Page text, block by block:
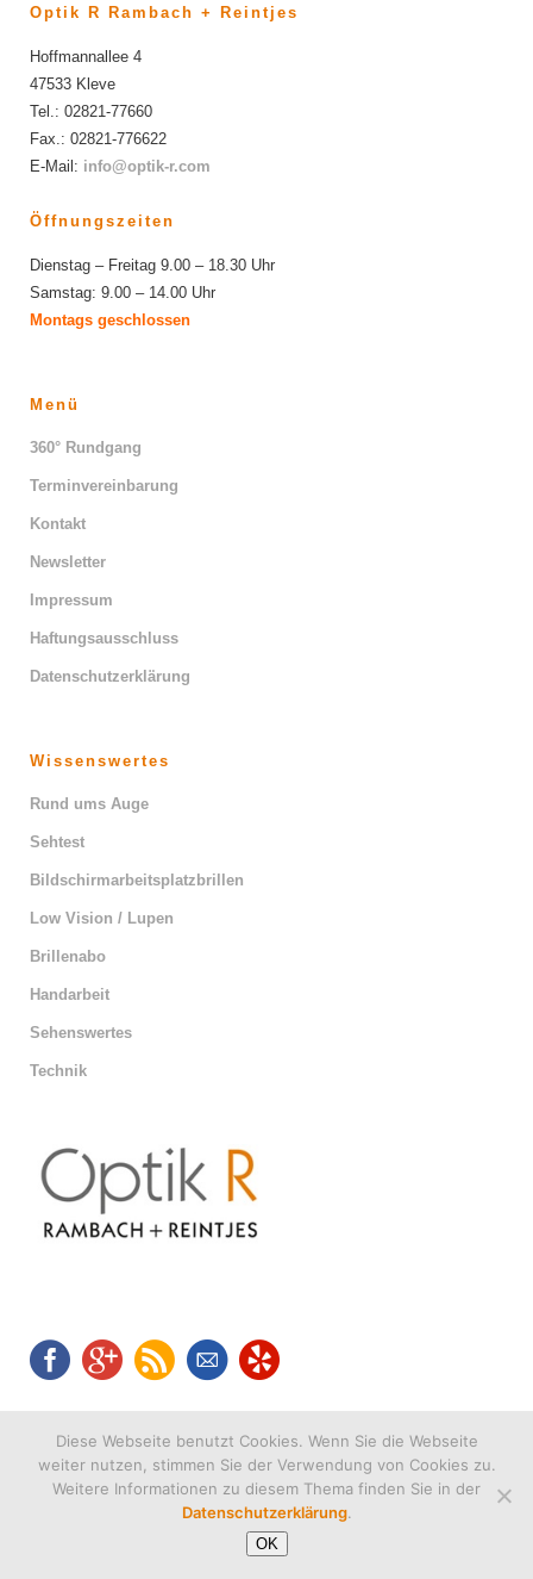
Optik R Rambach + Reintjes
Hoffmannallee 4
47533 Kleve
Tel.: 02821-77660
Fax.: 02821-776622
E-Mail: info@optik-r.com
Öffnungszeiten
Dienstag – Freitag 9.00 – 18.30 Uhr
Samstag: 9.00 – 14.00 Uhr
Montags geschlossen
Menü
360° Rundgang
Terminvereinbarung
Kontakt
Newsletter
Impressum
Haftungsausschluss
Datenschutzerklärung
Wissenswertes
Rund ums Auge
Sehtest
Bildschirmarbeitsplatzbrillen
Low Vision / Lupen
Brillenabo
Handarbeit
Sehenswertes
Technik
Optik R Rambach + Reintjes
Diese Webseite benutzt Cookies. Wenn Sie die Webseite
weiter nutzen, stimmen Sie der Verwendung von Cookies zu.
Weitere Informationen zu diesem Thema finden Sie in der
Datenschutzerklärung.
OK